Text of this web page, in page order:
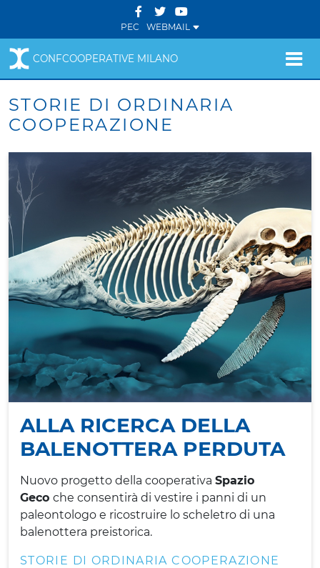
PEC WEBMAIL
CONFCOOPERATIVE MILANO
STORIE DI ORDINARIA
COOPERAZIONE
ALLA RICERCA DELLA
BALENOTTERA PERDUTA
Nuovo progetto della cooperativa Spazio
Geco che consentirà di vestire i panni di un
paleontologo e ricostruire lo scheletro di una
balenottera preistorica.
STORIE DI ORDINARIA COOPERAZIONE